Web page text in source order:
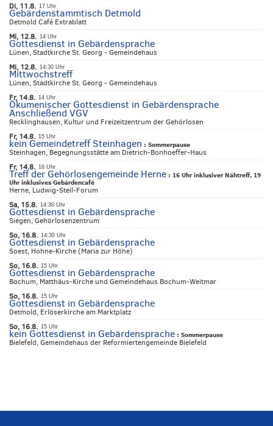
Di, 11.8. 17 Uhr
Gebärdenstammtisch Detmold
Detmold Café Extrablatt
Mi, 12.8. 14 Uhr
Gottesdienst in Gebärdensprache
Lünen, Stadtkirche St. Georg - Gemeindehaus
Mi, 12.8. 14:30 Uhr
Mittwochstreff
Lünen, Stadtkirche St. Georg - Gemeindehaus
Fr, 14.8. 14 Uhr
Ökumenischer Gottesdienst in Gebärdensprache
Anschließend VGV
Recklinghausen, Kultur und Freizeitzentrum der Gehörlosen
Fr, 14.8. 15 Uhr
kein Gemeindetreff Steinhagen : Sommerpause
Steinhagen, Begegnungsstätte am Dietrich-Bonhoeffer-Haus
Fr, 14.8. 16 Uhr
Treff der Gehörlosengemeinde Herne : 16 Uhr inklusiver Nähtreff, 19
Uhr inklusives Gebärdencafé
Herne, Ludwig-Steil-Forum
Sa, 15.8. 14:30 Uhr
Gottesdienst in Gebärdensprache
Siegen, Gehörlosenzentrum
So, 16.8. 14:30 Uhr
Gottesdienst in Gebärdensprache
Soest, Hohne-Kirche (Maria zur Höhe)
So, 16.8. 15 Uhr
Gottesdienst in Gebärdensprache
Bochum, Matthäus-Kirche und Gemeindehaus Bochum-Weitmar
So, 16.8. 15 Uhr
Gottesdienst in Gebärdensprache
Detmold, Erlöserkirche am Marktplatz
So, 16.8. 15 Uhr
kein Gottesdienst in Gebärdensprache : Sommerpause
Bielefeld, Gemeindehaus der Reformiertengemeinde Bielefeld